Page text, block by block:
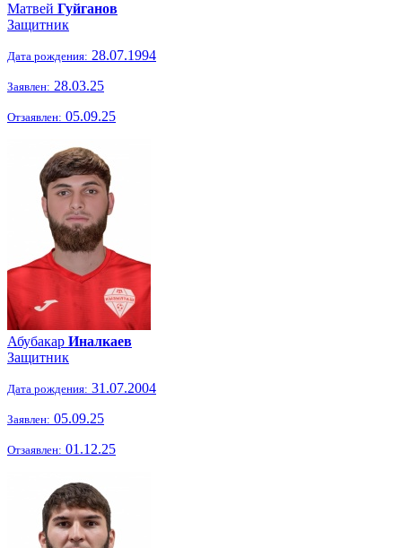
Матвей Гуйганов
Защитник
Дата рождения: 28.07.1994
Заявлен: 28.03.25
Отзаявлен: 05.09.25
Абубакар Иналкаев
Защитник
Дата рождения: 31.07.2004
Заявлен: 05.09.25
Отзаявлен: 01.12.25